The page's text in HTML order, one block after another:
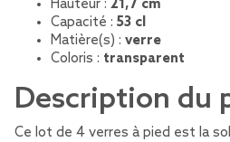
Hauteur : 21,7 cm
Capacité : 53 cl
Matière(s) : verre
Coloris : transparent
Description du
Ce lot de 4 verres à pied est la